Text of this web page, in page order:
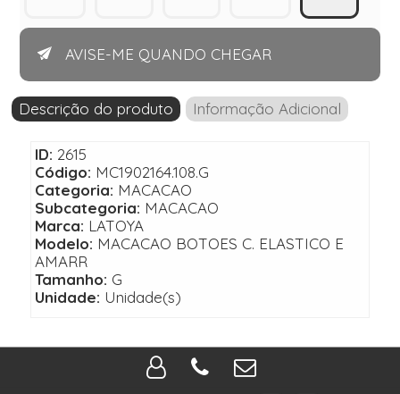
AVISE-ME QUANDO CHEGAR
Descrição do produto Informação Adicional
ID: 2615
Código: MC1902164.108.G
Categoria: MACACAO
Subcategoria: MACACAO
Marca: LATOYA
Modelo: MACACAO BOTOES C. ELASTICO E
AMARR
Tamanho: G
Unidade: Unidade(s)